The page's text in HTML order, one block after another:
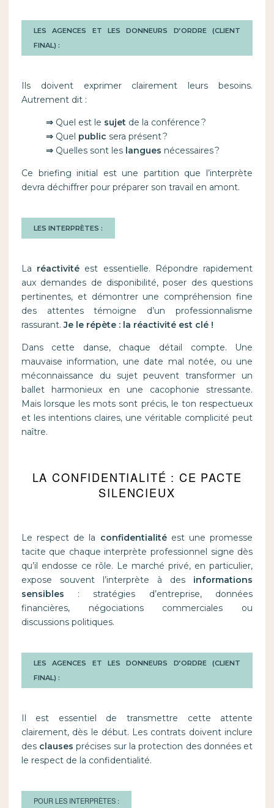
LES AGENCES ET LES DONNEURS D’ORDRE (CLIENT
FINAL) :
Ils doivent exprimer clairement leurs besoins.
Autrement dit :
⇒Quel est le sujet de la conférence ?
⇒Quel public sera présent ?
⇒Quelles sont les langues nécessaires ?
Ce briefing initial est une partition que l’interprète
devra déchiffrer pour préparer son travail en amont.
LES INTERPRÈTES :
La réactivité est essentielle. Répondre rapidement
aux demandes de disponibilité, poser des questions
pertinentes, et démontrer une compréhension fine
des attentes témoigne d’un professionnalisme
rassurant.Je le répète : la réactivité est clé !
Dans cette danse, chaque détail compte. Une
mauvaise information, une date mal notée, ou une
méconnaissance du sujet peuvent transformer un
ballet harmonieux en une cacophonie stressante.
Mais lorsque les mots sont précis, le ton respectueux
et les intentions claires, une véritable complicité peut
naître.
LA CONFIDENTIALITÉ : CE PACTE
SILENCIEUX
Le respect de la confidentialitéest une promesse
tacite que chaque interprète professionnel signe dès
qu’il endosse ce rôle. Le marché privé, en particulier,
expose souvent l’interprète à des informations
sensibles : stratégies d’entreprise, données
financières, négociations commerciales ou
discussions politiques.
LES AGENCES ET LES DONNEURS D’ORDRE (CLIENT
FINAL) :
Il est essentiel de transmettre cette attente
clairement, dès le début. Les contrats doivent inclure
des clauses précises sur la protection des données et
le respect de la confidentialité.
POUR LES INTERPRÈTES :